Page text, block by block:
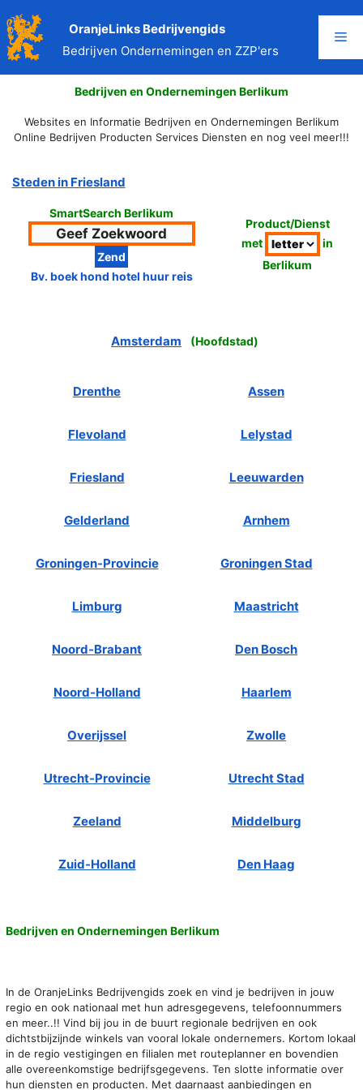
naar
de
inhoud
OranjeLinks Bedrijvengids
Bedrijven Ondernemingen en ZZP'ers
Bedrijven en Ondernemingen Berlikum
Websites en Informatie Bedrijven en Ondernemingen Berlikum
Online Bedrijven Producten Services Diensten en nog veel meer!!!
Steden in Friesland
SmartSearch Berlikum
Bv. boek hond hotel huur reis
Product/Dienst
met
in
Berlikum
Amsterdam (Hoofdstad)
Drenthe Assen
Flevoland Lelystad
Friesland Leeuwarden
Gelderland Arnhem
Groningen-Provincie Groningen Stad
Limburg Maastricht
Noord-Brabant Den Bosch
Noord-Holland Haarlem
Overijssel Zwolle
Utrecht-Provincie Utrecht Stad
Zeeland Middelburg
Zuid-Holland Den Haag
Bedrijven en Ondernemingen Berlikum
In de OranjeLinks Bedrijvengids zoek en vind je bedrijven in jouw
regio en ook nationaal met hun adresgegevens, telefoonnummers
en meer..!! Vind bij jou in de buurt regionale bedrijven en ook
dichtstbijzijnde winkels van vooral lokale ondernemers. Kortom lokaal
in de regio vestigingen en filialen met routeplanner en bovendien
alle overeenkomstige bedrijfsgegevens. Ten slotte informatie over
hun diensten en producten. Met daarnaast aanbiedingen en